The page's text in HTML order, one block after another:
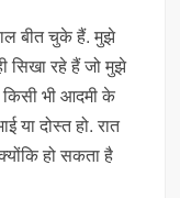
बीत चुके हैं. मुझे
सिखा रहे हैं जो मुझे
भी आदमी के
या दोस्त हो. रात
हो सकता है